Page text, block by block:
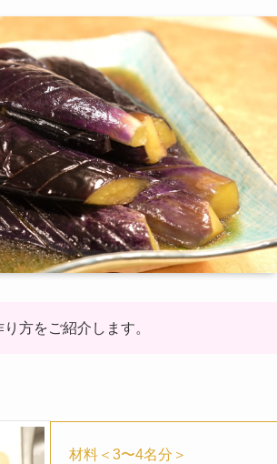
方をご紹介します。
材料＜3〜4名分＞